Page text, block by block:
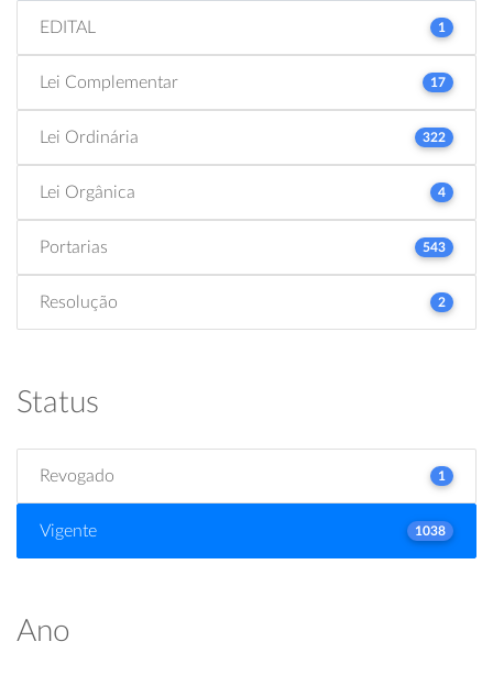
EDITAL 1
Lei Complementar 17
Lei Ordinária 322
Lei Orgânica 4
Portarias 543
Resolução 2
Status
Revogado 1
Vigente 1038
Ano